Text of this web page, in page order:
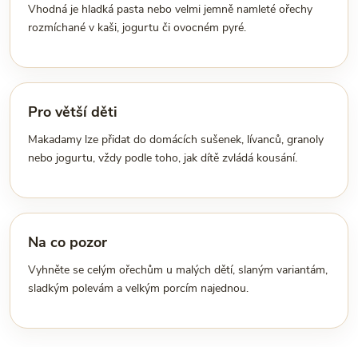
Vhodná je hladká pasta nebo velmi jemně namleté ořechy
rozmíchané v kaši, jogurtu či ovocném pyré.
Pro větší děti
Makadamy lze přidat do domácích sušenek, lívanců, granoly
nebo jogurtu, vždy podle toho, jak dítě zvládá kousání.
Na co pozor
Vyhněte se celým ořechům u malých dětí, slaným variantám,
sladkým polevám a velkým porcím najednou.